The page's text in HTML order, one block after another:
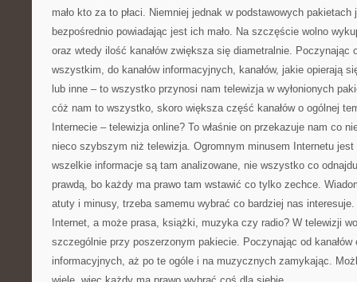
mało kto za to płaci. Niemniej jednak w podstawowych pakietach
bezpośrednio powiadając jest ich mało. Na szczęście wolno
oraz wtedy ilość kanałów zwiększa się diametralnie. Poczynając
wszystkim, do kanałów informacyjnych, kanałów, jakie opierają
lub inne – to wszystko przynosi nam telewizja w wyłonionych
cóż nam to wszystko, skoro większa część kanałów o ogólnej
Internecie – telewizja online? To właśnie on przekazuje nam co
nieco szybszym niż telewizja. Ogromnym minusem Internetu
wszelkie informacje są tam analizowane, nie wszystko co
prawdą, bo każdy ma prawo tam wstawić co tylko zechce.
atuty i minusy, trzeba samemu wybrać co bardziej nas
Internet, a może prasa, książki, muzyka czy radio? W telewizji
szczególnie przy poszerzonym pakiecie. Poczynając od
informacyjnych, aż po te ogóle i na muzycznych zamykając.